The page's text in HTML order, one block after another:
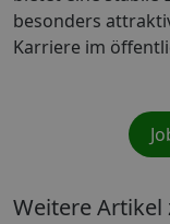
besonders
Karriere im
Weitere Artikel